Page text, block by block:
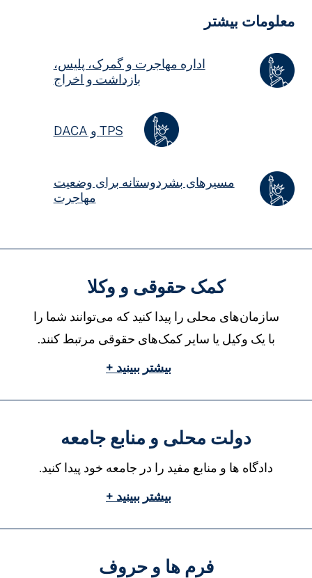
معلومات بیشتر
اداره مهاجرت و گمرک، پلیس،
بازداشت و اخراج
TPS و DACA
مسیرهای بشردوستانه برای وضعیت
مهاجرت
کمک حقوقی و وکلا
سازمان‌های محلی را پیدا کنید که می‌توانند شما را
با یک وکیل یا سایر کمک‌های حقوقی مرتبط کنند.
بیشتر ببینید +
دولت محلی و منابع جامعه
دادگاه ها و منابع مفید را در جامعه خود پیدا کنید.
بیشتر ببینید +
فرم ها و حروف